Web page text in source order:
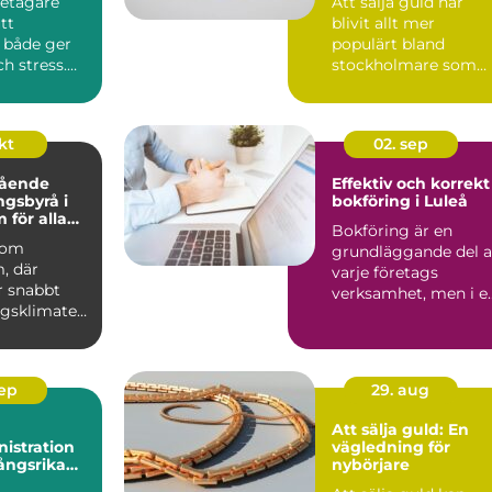
ger
stress.
blivit allt mer
populärt bland
stockholmare som
i
för alla
där
snabbt
02. sep
Effektiv och korrekt
bokföring i Luleå
Bokföring är en
grundläggande del
varje företags
verksamhet, men i
29. aug
Att sälja guld: En
vägledning för
nybörjare